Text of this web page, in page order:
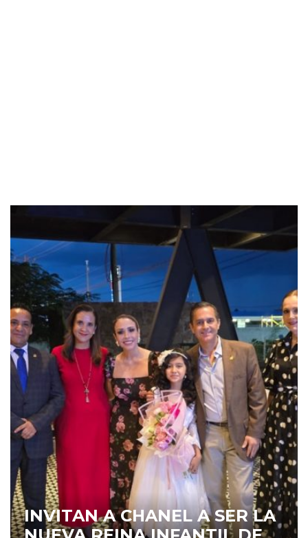
INVITAN A CHANEL A SER LA